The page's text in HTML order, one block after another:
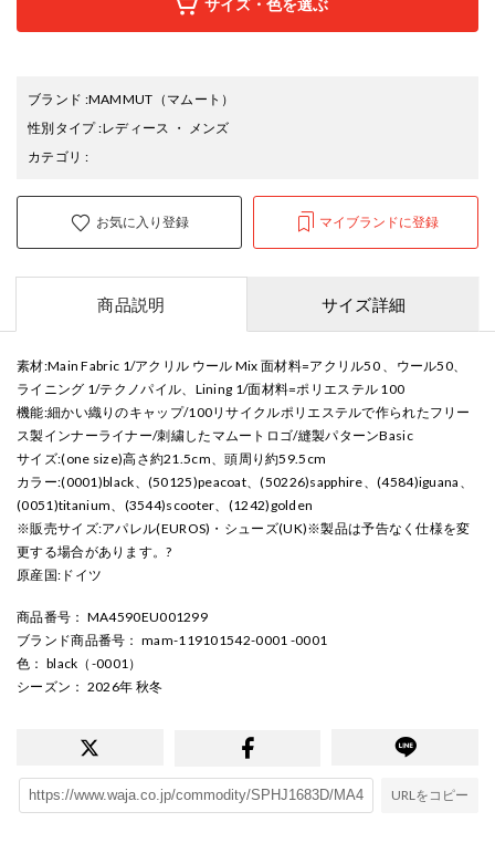
ブランド :MAMMUT （マムート）
性別タイプ:レディース ・
メンズ
カテゴリ :
お気に入り登録 マイブランドに登録
商品説明 サイズ詳細
素材:Main Fabric 1/アクリル ウール Mix 面材料=アクリル50 、ウール50、
ライニング 1/テクノパイル、Lining 1/面材料=ポリエステル 100
機能:細かい織りのキャップ/100リサイクルポリエステルで作られたフリー
ス製インナーライナー/刺繍したマムートロゴ/縫製パターンBasic
サイズ:(one size)高さ約21.5cm、頭周り約59.5cm
カラー:(0001)black、(50125)peacoat、(50226)sapphire、(4584)iguana、
(0051)titanium、(3544)scooter、(1242)golden
※販売サイズ:アパレル(EUROS)・シューズ(UK)※製品は予告なく仕様を変
更する場合があります。?
原産国:ドイツ
商品番号 ： MA4590EU001299
ブランド商品番号 ： mam-119101542-0001 -0001
色 ： black（-0001）
シーズン ： 2026年 秋冬
URLをコピー